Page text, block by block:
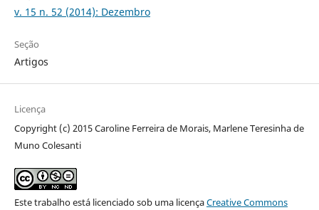
v. 15 n. 52 (2014): Dezembro
Seção
Artigos
Licença
Copyright (c) 2015 Caroline Ferreira de Morais, Marlene Teresinha de
Muno Colesanti
Este trabalho está licenciado sob uma licençaCreative Commons